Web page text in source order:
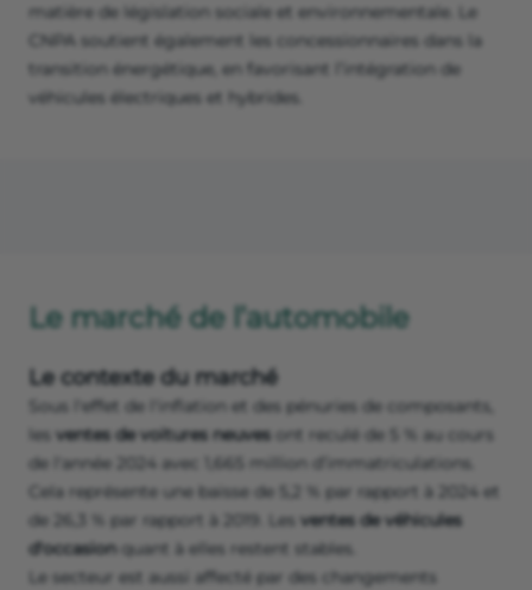
matière de législation sociale et environnementale. Le
CNPA soutient également les concessionnaires dans la
transition énergétique, en favorisant l’intégration de
véhicules électriques et hybrides.
Le marché de l’automobile
Le contexte du marché
Sous l'effet de l'inflation et des pénuries de composants,
les ventes de voitures neuves ont reculé de 5 % au cours
de l'année 2024 avec 1,665 million d’immatriculations.
Cela représente une baisse de 5,2 % par rapport à 2024 et
de 26,3 % par rapport à 2019. Les ventes de véhicules
d'occasionquant à elles restent stables.
Le secteur est aussi affecté par des changements